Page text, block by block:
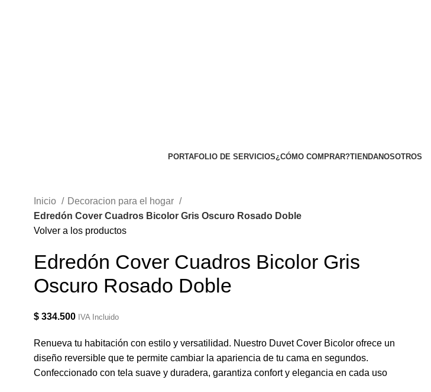
PORTAFOLIO DE SERVICIOS¿CÓMO COMPRAR?TIENDANOSOTROS
Inicio
Decoracion para el hogar
Edredón Cover Cuadros Bicolor Gris Oscuro Rosado Doble
Volver a los productos
Edredón Cover Cuadros Bicolor Gris
Oscuro Rosado Doble
$ 334.500 IVA Incluido
Renueva tu habitación con estilo y versatilidad. Nuestro Duvet Cover Bicolor ofrece un
diseño reversible que te permite cambiar la apariencia de tu cama en segundos.
Confeccionado con tela suave y duradera, garantiza confort y elegancia en cada uso